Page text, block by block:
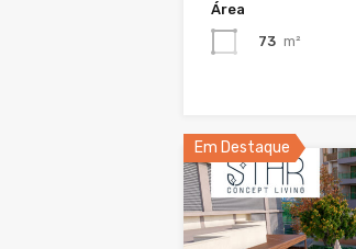
Área
73 m²
Em Destaque